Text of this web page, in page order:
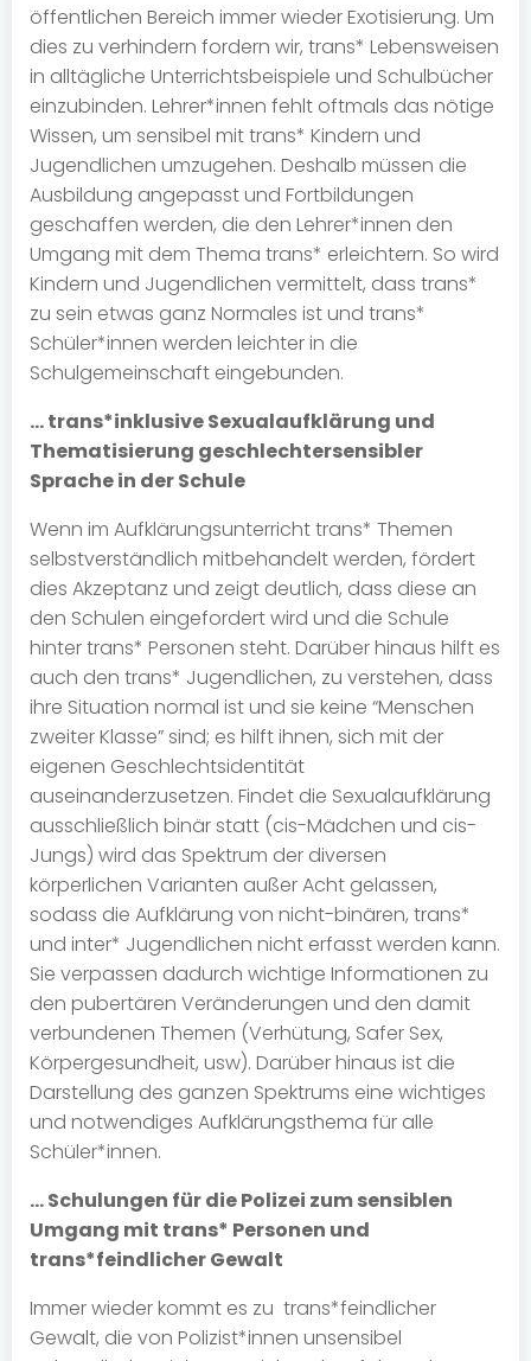
öffentlichen Bereich immer wieder Exotisierung. Um
dies zu verhindern fordern wir, trans* Lebensweisen
in alltägliche Unterrichtsbeispiele und Schulbücher
einzubinden. Lehrer*innen fehlt oftmals das nötige
Wissen, um sensibel mit trans* Kindern und
Jugendlichen umzugehen. Deshalb müssen die
Ausbildung angepasst und Fortbildungen
geschaffen werden, die den Lehrer*innen den
Umgang mit dem Thema trans* erleichtern. So wird
Kindern und Jugendlichen vermittelt, dass trans*
zu sein etwas ganz Normales ist und trans*
Schüler*innen werden leichter in die
Schulgemeinschaft eingebunden.
… trans*inklusive Sexualaufklärung und
Thematisierung geschlechtersensibler
Sprache in der Schule
Wenn im Aufklärungsunterricht trans* Themen
selbstverständlich mitbehandelt werden, fördert
dies Akzeptanz und zeigt deutlich, dass diese an
den Schulen eingefordert wird und die Schule
hinter trans* Personen steht. Darüber hinaus hilft es
auch den trans* Jugendlichen, zu verstehen, dass
ihre Situation normal ist und sie keine “Menschen
zweiter Klasse” sind; es hilft ihnen, sich mit der
eigenen Geschlechtsidentität
auseinanderzusetzen. Findet die Sexualaufklärung
ausschließlich binär statt (cis-Mädchen und cis-
Jungs) wird das Spektrum der diversen
körperlichen Varianten außer Acht gelassen,
sodass die Aufklärung von nicht-binären, trans*
und inter* Jugendlichen nicht erfasst werden kann.
Sie verpassen dadurch wichtige Informationen zu
den pubertären Veränderungen und den damit
verbundenen Themen (Verhütung, Safer Sex,
Körpergesundheit, usw). Darüber hinaus ist die
Darstellung des ganzen Spektrums eine wichtiges
und notwendiges Aufklärungsthema für alle
Schüler*innen.
… Schulungen für die Polizei zum sensiblen
Umgang mit trans* Personen und
trans*feindlicher Gewalt
Immer wieder kommt es zu trans*feindlicher
Gewalt, die von Polizist*innen unsensibel